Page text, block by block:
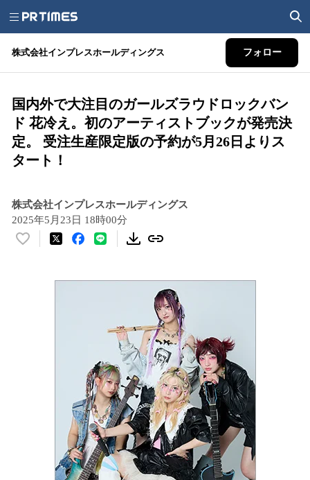
株式会社インプレスホールディングス フォロー
国内外で大注目のガールズラウドロックバン
ド 花冷え。初のアーティストブックが発売決
定。 受注生産限定版の予約が5月26日よりス
タート！
株式会社インプレスホールディングス
2025年5月23日 18時00分
い